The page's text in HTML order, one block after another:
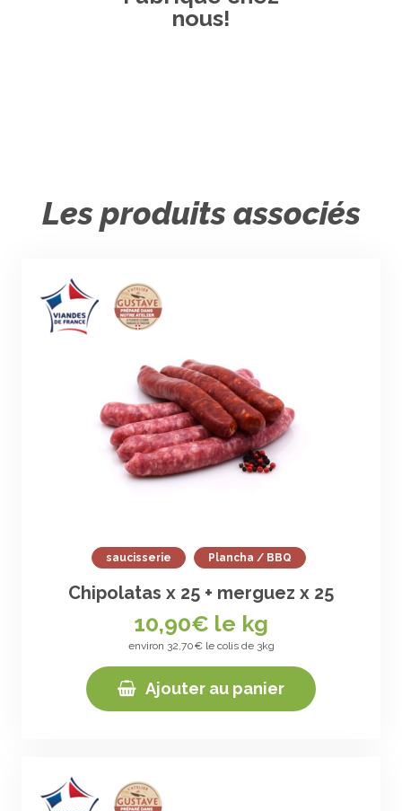
nous!
Les produits associés
saucisserie Plancha / BBQ
Chipolatas x 25 + merguez x 25
10,90€ le kg
environ 32,70€ le colis de 3kg
Ajouter au panier